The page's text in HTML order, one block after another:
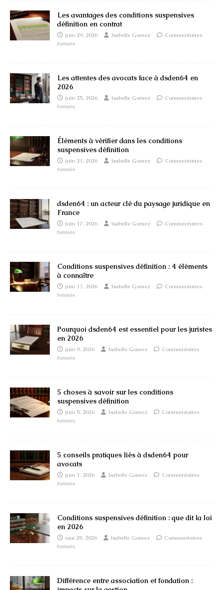
Les avantages des conditions suspensives
définition en contrat
juin 29, 2026 Isabelle Gomez
Commentaires
fermés
Les attentes des avocats face à dsden64 en
2026
juin 25, 2026 Isabelle Gomez
Commentaires
fermés
Éléments à vérifier dans les conditions
suspensives définition
juin 21, 2026 Isabelle Gomez
Commentaires
fermés
dsden64 : un acteur clé du paysage juridique en
France
juin 17, 2026 Isabelle Gomez
Commentaires
fermés
Conditions suspensives définition : 4 éléments
à connaître
juin 13, 2026 Isabelle Gomez
Commentaires
fermés
Pourquoi dsden64 est essentiel pour les juristes
en 2026
juin 9, 2026 Isabelle Gomez
Commentaires
fermés
5 choses à savoir sur les conditions
suspensives définition
juin 5, 2026 Isabelle Gomez
Commentaires
fermés
5 conseils pratiques liés à dsden64 pour
avocats
juin 1, 2026 Isabelle Gomez
Commentaires
fermés
Conditions suspensives définition : que dit la loi
en 2026
mai 28, 2026 Isabelle Gomez
Commentaires
fermés
Différence entre association et fondation :